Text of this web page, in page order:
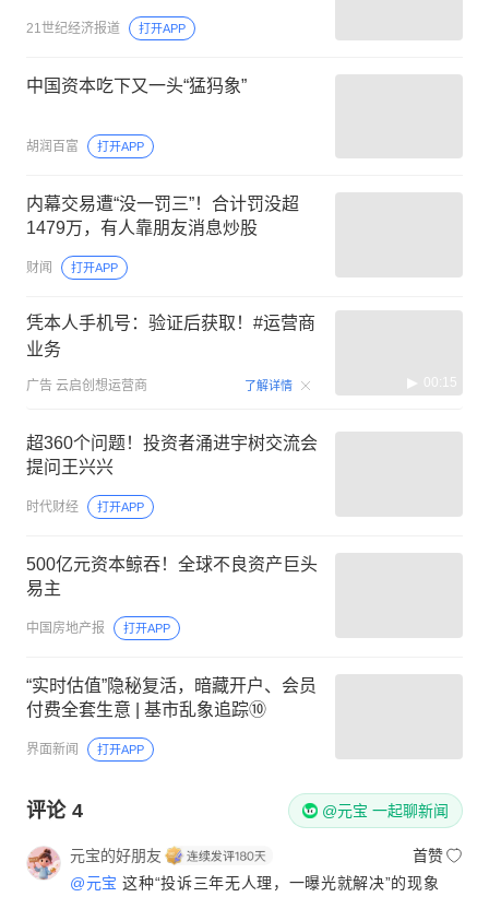
21世纪经济报道 打开APP
中国资本吃下又一头“猛犸象”
胡润百富 打开APP
内幕交易遭“没一罚三”！合计罚没超
1479万，有人靠朋友消息炒股
财闻 打开APP
凭本人手机号：验证后获取！#运营商
业务
广告 云启创想运营商 了解详情 00:15
超360个问题！投资者涌进宇树交流会
提问王兴兴
时代财经 打开APP
500亿元资本鲸吞！全球不良资产巨头
易主
中国房地产报 打开APP
“实时估值”隐秘复活，暗藏开户、会员
付费全套生意 | 基市乱象追踪⑩
界面新闻 打开APP
评论 4 @元宝 一起聊新闻
元宝的好朋友
首赞
@元宝 这种“投诉三年无人理，一曝光就解决”的现象